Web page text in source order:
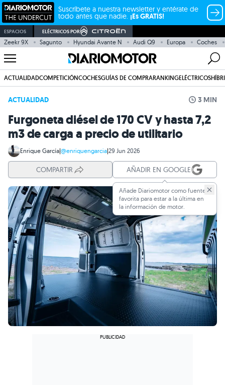
Suscríbete a nuestra newsletter y entérate de
todo antes que nadie. ¡Es GRATIS!
ESPACIOS ELÉCTRICOS POR
Zeekr 9X Sagunto Hyundai Avante N Audi Q9 Europa Coches
ACTUALIDADCOMPETICIÓNCOCHESGUÍAS DE COMPRARANKINGELÉCTRICOS
ACTUALIDAD 3 MIN
Furgoneta diésel de 170 CV y hasta 7,2
m3 de carga a precio de utilitario
Enrique García|@enriquengarcia|29 Jun 2026
COMPARTIR AÑADIR EN GOOGLE
Añade Diariomotor como fuente
favorita para estar a la última en
la información de motor.